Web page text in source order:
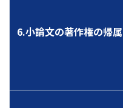
6.小論文の著作権の帰